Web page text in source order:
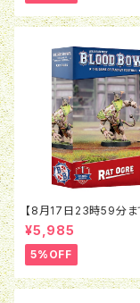
【8月17日23時59分ま
約で5％OFF】ブラッドボ
ットオウガ
¥5,985
5%OFF